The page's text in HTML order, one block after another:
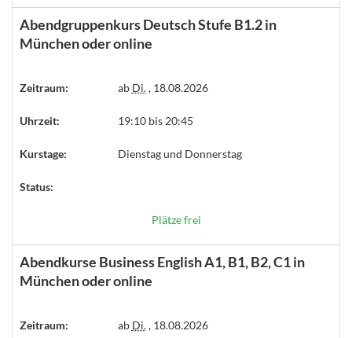
Abendgruppenkurs Deutsch Stufe B1.2 in
München oder online
Zeitraum: ab Di., 18.08.2026
Uhrzeit: 19:10 bis 20:45
Kurstage: Dienstag und Donnerstag
Status:
Plätze frei
Abendkurse Business English A1, B1, B2, C1 in
München oder online
Zeitraum: ab Di., 18.08.2026